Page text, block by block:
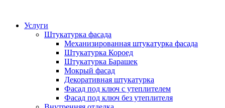
Услуги
Штукатурка фасада
Механизированная штукатурка фасада
Штукатурка Короед
Штукатурка Барашек
Мокрый фасад
Декоративная штукатурка
Фасад под ключ с утеплителем
Фасад под ключ без утеплителя